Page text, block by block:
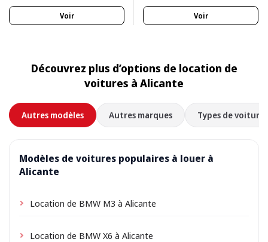
Voir Voir
Découvrez plus d’options de location de
voitures à Alicante
Autres modèles Autres marques Types de voitures
Modèles de voitures populaires à louer à
Alicante
Location de BMW M3 à Alicante
Location de BMW X6 à Alicante